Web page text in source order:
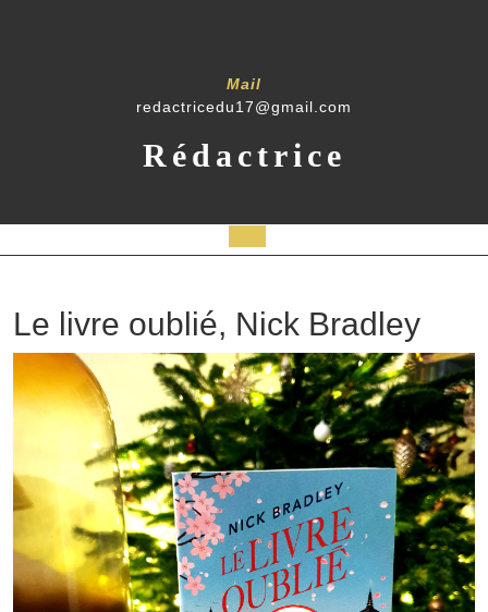
Mail
redactricedu17@gmail.com
Rédactrice
Le livre oublié, Nick Bradley